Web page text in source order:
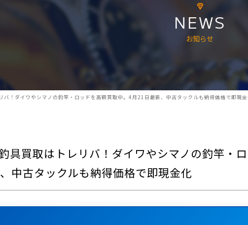
NEWS
お知らせ
バ！ダイワやシマノの釣竿・ロッドを高額買取中。4月21日最新、中古タックルも納得価格で即現
具買取はトレリバ！ダイワやシマノの釣竿・
中古タックルも納得価格で即現金化